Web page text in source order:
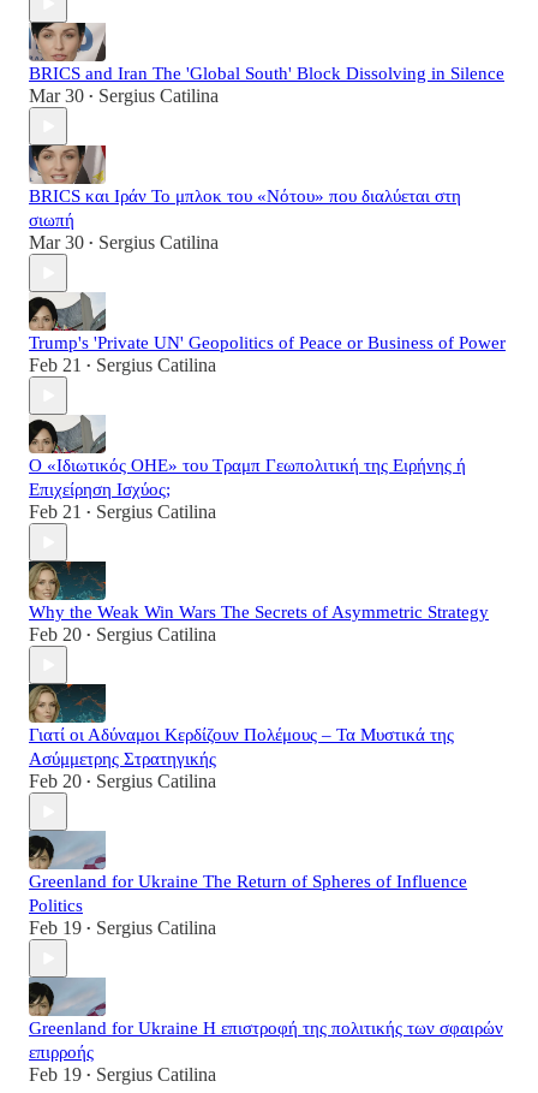
BRICS and Iran The 'Global South' Block Dissolving in Silence
Mar 30 • Sergius Catilina
BRICS και Ιράν Το μπλοκ του «Νότου» που διαλύεται στη
σιωπή
Mar 30 • Sergius Catilina
Trump's 'Private UN' Geopolitics of Peace or Business of Power
Feb 21 • Sergius Catilina
Ο «Ιδιωτικός ΟΗΕ» του Τραμπ Γεωπολιτική της Ειρήνης ή
Επιχείρηση Ισχύος;
Feb 21 • Sergius Catilina
Why the Weak Win Wars The Secrets of Asymmetric Strategy
Feb 20 • Sergius Catilina
Γιατί οι Αδύναμοι Κερδίζουν Πολέμους – Τα Μυστικά της
Ασύμμετρης Στρατηγικής
Feb 20 • Sergius Catilina
Greenland for Ukraine The Return of Spheres of Influence
Politics
Feb 19 • Sergius Catilina
Greenland for Ukraine Η επιστροφή της πολιτικής των σφαιρών
επιρροής
Feb 19 • Sergius Catilina